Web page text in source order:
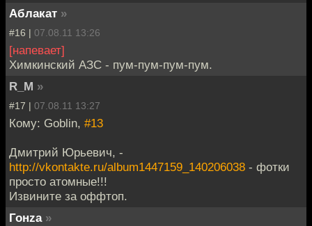
Аблакат »
#16 | 07.08.11 13:26
[напевает]
Химкинский АЗС - пум-пум-пум-пум.
R_M »
#17 | 07.08.11 13:27
Кому: Goblin, #13
Дмитрий Юрьевич, -
http://vkontakte.ru/album1447159_140206038 - фотки
просто атомные!!!
Извините за оффтоп.
Гонzа »